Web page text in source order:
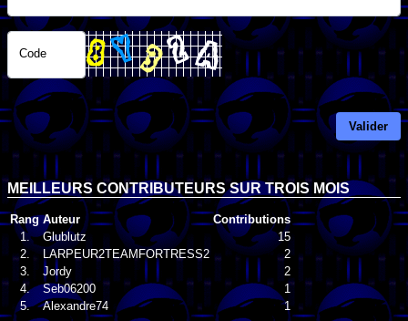
Code
Valider
MEILLEURS CONTRIBUTEURS SUR TROIS MOIS
Rang Auteur
Contributions
1.
Glublutz
15
2.
LARPEUR2TEAMFORTRESS2
2
3.
Jordy
2
4.
Seb06200
1
5.
Alexandre74 1